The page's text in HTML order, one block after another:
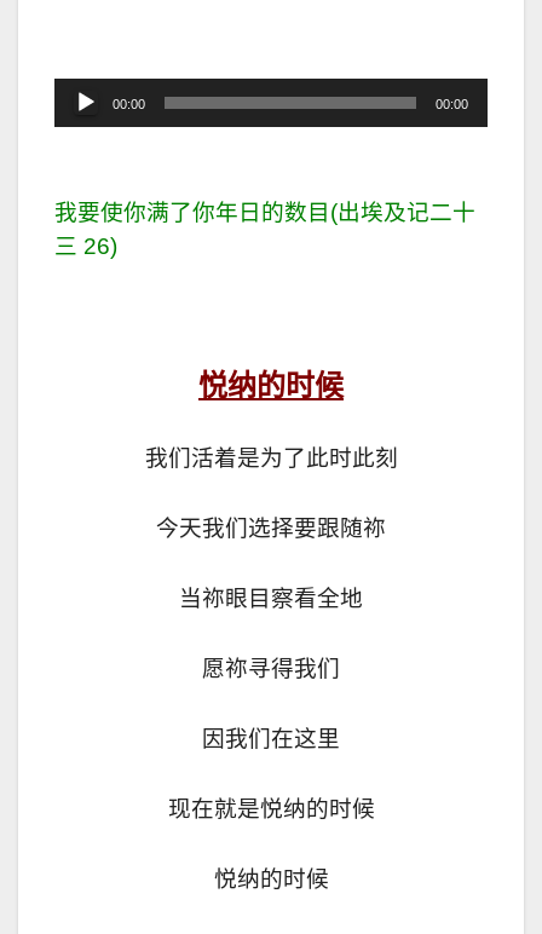
频
器
00:00 00:00
我要使你满了你年日的数目(出埃及记二十
三 26)
悦纳的时候
我们活着是为了此时此刻
今天我们选择要跟随祢
当祢眼目察看全地
愿祢寻得我们
因我们在这里
现在就是悦纳的时候
悦纳的时候